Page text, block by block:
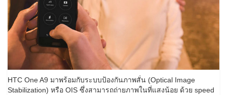
HTC One A9 มาพร้อมกับระบบป้องกันภาพสั่น (Optical Image
Stabilization) หรือ OIS ซึ่งสามารถถ่ายภาพในที่แสงน้อย ด้วย speed